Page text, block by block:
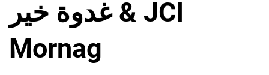
غدوة خير & JCI
Mornag